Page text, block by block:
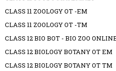
CLASS 11 ZOOLOGY OT -EM
CLASS 11 ZOOLOGY OT -TM
CLASS 12 BIO BOT - BIO ZOO
CLASS 12 BIOLOGY BOTANY OT EM
CLASS 12 BIOLOGY BOTANY OT TM